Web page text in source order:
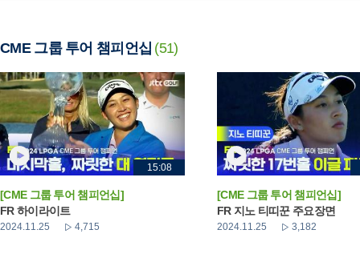
CME 그룹 투어 챔피언십 (51)
15:08
[CME 그룹 투어 챔피언십]
FR 하이라이트
2024.11.25 4,715
[CME 그룹 투어 챔피언십]
FR 지노 티띠꾼 주요장면
2024.11.25 3,182